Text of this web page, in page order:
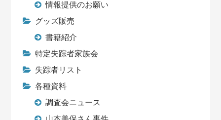
情報提供のお願い
グッズ販売
書籍紹介
特定失踪者家族会
失踪者リスト
各種資料
調査会ニュース